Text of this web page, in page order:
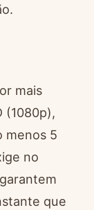
mais
(1080p),
menos 5
no
que